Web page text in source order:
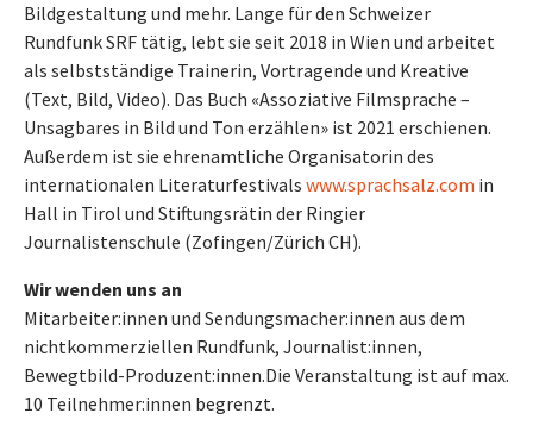
Bildgestaltung und mehr. Lange für den Schweizer
Rundfunk SRF tätig, lebt sie seit 2018 in Wien und arbeitet
als selbstständige Trainerin, Vortragende und Kreative
(Text, Bild, Video). Das Buch «Assoziative Filmsprache –
Unsagbares in Bild und Ton erzählen» ist 2021 erschienen.
Außerdem ist sie ehrenamtliche Organisatorin des
internationalen Literaturfestivals www.sprachsalz.com in
Hall in Tirol und Stiftungsrätin der Ringier
Journalistenschule (Zofingen/Zürich CH).
Wir wenden uns an
Mitarbeiter:innen und Sendungsmacher:innen aus dem
nichtkommerziellen Rundfunk, Journalist:innen,
Bewegtbild-Produzent:innen.Die Veranstaltung ist auf max.
10 Teilnehmer:innen begrenzt.